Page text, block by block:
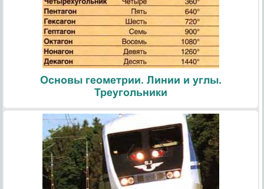
Основы геометрии. Линии и углы.
Треугольники